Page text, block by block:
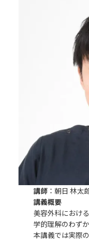
講師 ：朝日 林太
講義概要
美容外科におけ
学的理解のわず
本講義では実際